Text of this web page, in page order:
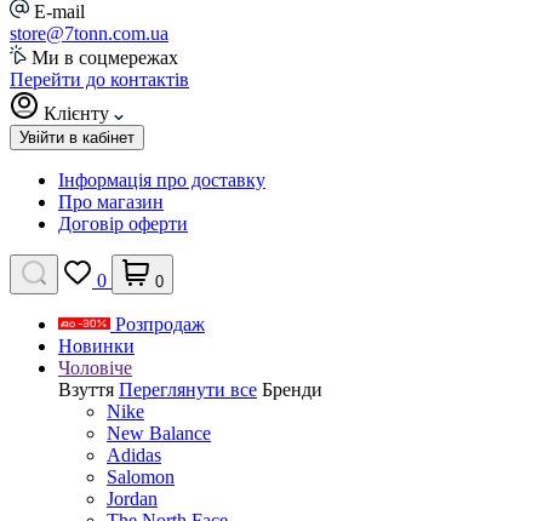
E-mail
store@7tonn.com.ua
Ми в соцмережах
Перейти до контактів
Клієнту
Увійти в кабінет
Інформація про доставку
Про магазин
Договір оферти
0 0
Розпродаж
Новинки
Чоловіче
Взуття Переглянути все Бренди
Nike
New Balance
Adidas
Salomon
Jordan